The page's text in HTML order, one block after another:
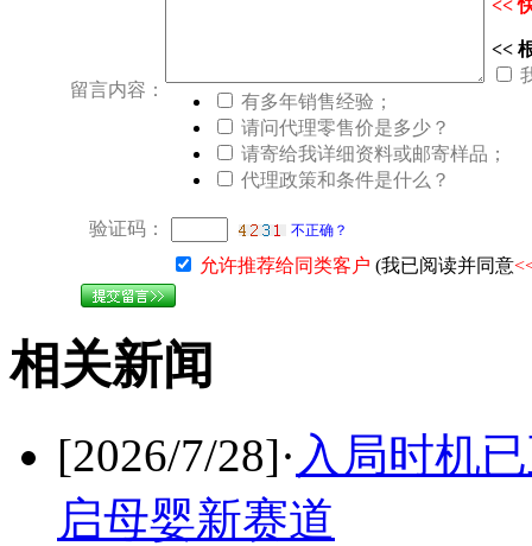
留言内容：
<<
<<
有多年销售经验；
请问代理零售价是多少？
请寄给我详细资料或邮寄样品；
代理政策和条件是什么？
验证码： 不正确？
允许推荐给同类客户 (我已阅读并同意
相关新闻
[2026/7/28]· 入局时机
启母婴新赛道